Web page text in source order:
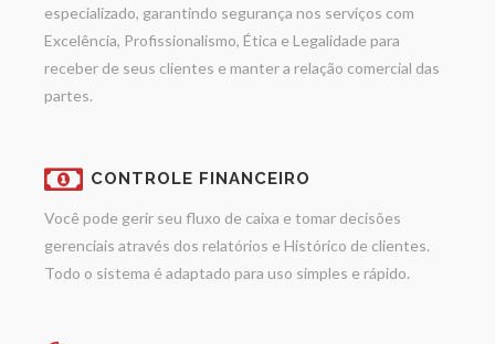
especializado, garantindo segurança nos serviços com
Excelência, Profissionalismo, Ética e Legalidade para
receber de seus clientes e manter a relação comercial das
partes.
CONTROLE FINANCEIRO
Você pode gerir seu fluxo de caixa e tomar decisões
gerenciais através dos relatórios e Histórico de clientes.
Todo o sistema é adaptado para uso simples e rápido.